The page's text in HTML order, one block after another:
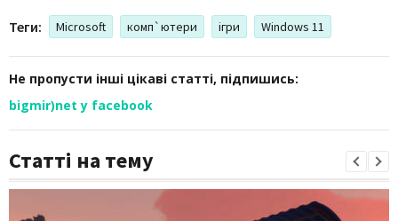
Теги: Microsoft комп`ютери ігри Windows 11
Не пропусти інші цікаві статті, підпишись:
bigmir)net у facebook
Статті на тему